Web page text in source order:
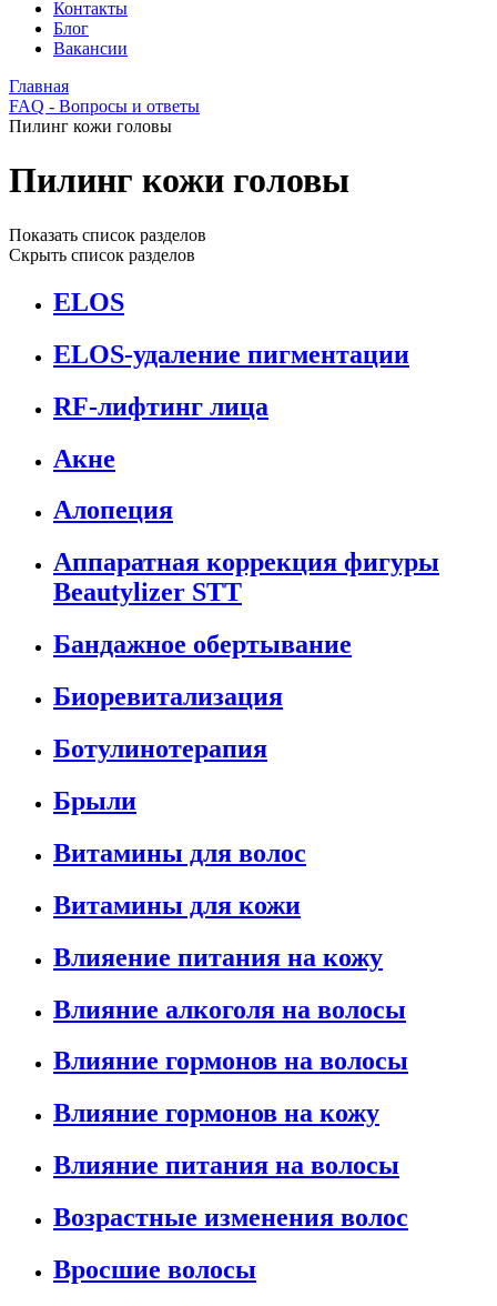
Контакты
Блог
Вакансии
Главная
FAQ - Вопросы и ответы
Пилинг кожи головы
Пилинг кожи головы
Показать список разделов
Скрыть список разделов
ELOS
ELOS-удаление пигментации
RF-лифтинг лица
Акне
Алопеция
Аппаратная коррекция фигуры
Beautylizer STT
Бандажное обертывание
Биоревитализация
Ботулинотерапия
Брыли
Витамины для волос
Витамины для кожи
Влияение питания на кожу
Влияние алкоголя на волосы
Влияние гормонов на волосы
Влияние гормонов на кожу
Влияние питания на волосы
Возрастные изменения волос
Вросшие волосы